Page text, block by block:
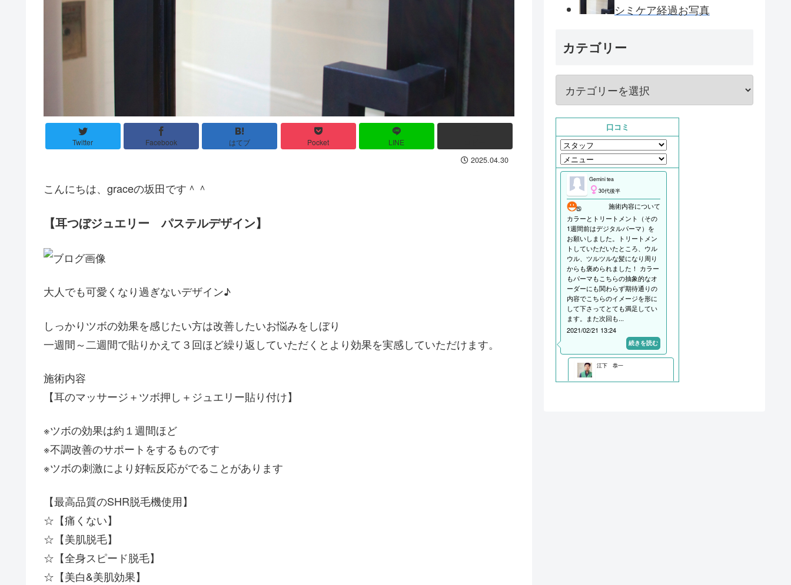
Twitter Facebook はてブ Pocket LINE
2025.04.30
こんにちは、graceの坂田です＾＾
【耳つぼジュエリー パステルデザイン】
大人でも可愛くなり過ぎないデザイン♪
しっかりツボの効果を感じたい方は改善したいお悩みをしぼり
一週間～二週間で貼りかえて３回ほど繰り返していただくとより効果を実感していただけます。
施術内容
【耳のマッサージ＋ツボ押し＋ジュエリー貼り付け】
※ツボの効果は約１週間ほど
※不調改善のサポートをするものです
※ツボの刺激により好転反応がでることがあります
【最高品質のSHR脱毛機使用】
☆【痛くない】
☆【美肌脱毛】
☆【全身スピード脱毛】
☆【美白&美肌効果】
シミケア経過お写真
カテゴリー